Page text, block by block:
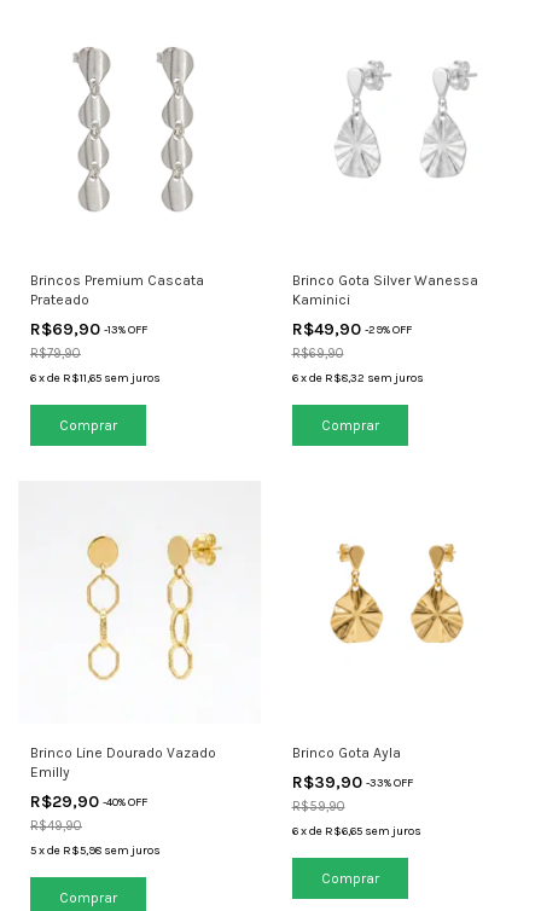
Brincos Premium Cascata
Prateado
R$69,90 -13% OFF
R$79,90
6xde R$11,65 sem juros
Brinco Gota Silver Wanessa
Kaminici
R$49,90 -29% OFF
R$69,90
6 xde R$8,32 sem juros
Brinco Line Dourado Vazado
Emilly
R$29,90 -40% OFF
R$49,90
5xde R$5,98 sem juros
Brinco Gota Ayla
R$39,90 -33% OFF
R$59,90
6 xde R$6,65 sem juros